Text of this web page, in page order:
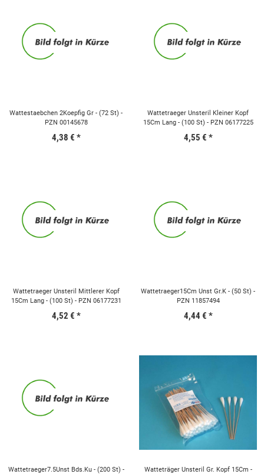
Wattestaebchen 2Koepfig Gr - (72 St) -
PZN 00145678
4,38 € *
Wattetraeger Unsteril Kleiner Kopf
15Cm Lang - (100 St) - PZN 06177225
4,55 € *
Wattetraeger Unsteril Mittlerer Kopf
15Cm Lang - (100 St) - PZN 06177231
4,52 € *
Wattetraeger15Cm Unst Gr.K - (50 St) -
PZN 11857494
4,44 € *
Wattetraeger7.5Unst Bds.Ku - (200 St) -
Watteträger Unsteril Gr. Kopf 15Cm -